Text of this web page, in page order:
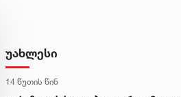
უახლესი
14 წუთის წინ